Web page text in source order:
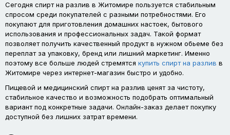
Сегодня спирт на разлив в Житомире пользуется стабильным
спросом среди покупателей с разными потребностями. Его
покупают для приготовления домашних настоек, бытового
использования и профессиональных задач. Такой формат
позволяет получить качественный продукт в нужном обьеме без
переплат за упаковку, бренд или лишний маркетинг. Именно
поэтому все больше людей стремятся купить спирт на разлив в
Житомире через интернет-магазин быстро и удобно.
Пищевой и медицинский спирт на разлив ценят за чистоту,
стабильное качество и возможность подобрать оптимальный
вариант под конкретные задачи. Онлайн-заказ делает покупку
доступной без лишних затрат времени.